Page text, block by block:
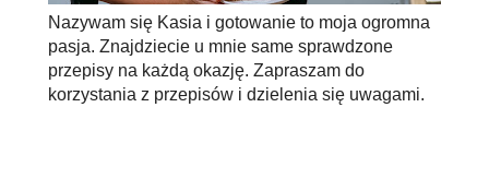
Nazywam się Kasia i gotowanie to moja ogromna
pasja. Znajdziecie u mnie same sprawdzone
przepisy na każdą okazję. Zapraszam do
korzystania z przepisów i dzielenia się uwagami.